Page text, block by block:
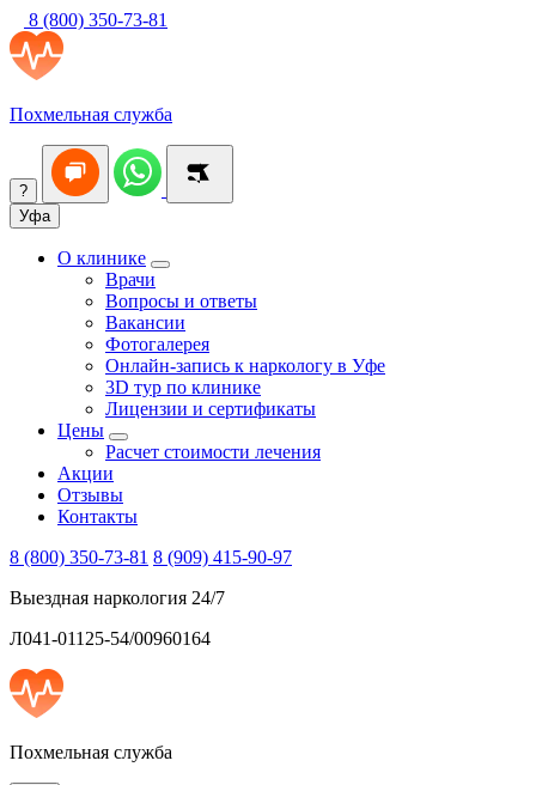
8 (800) 350-73-81
Похмельная служба
?
Уфа
О клинике
Врачи
Вопросы и ответы
Вакансии
Фотогалерея
Онлайн-запись к наркологу в Уфе
3D тур по клинике
Лицензии и сертификаты
Цены
Расчет стоимости лечения
Акции
Отзывы
Контакты
8 (800) 350-73-81 8 (909) 415-90-97
Выездная наркология 24/7
Л041-01125-54/00960164
Похмельная служба